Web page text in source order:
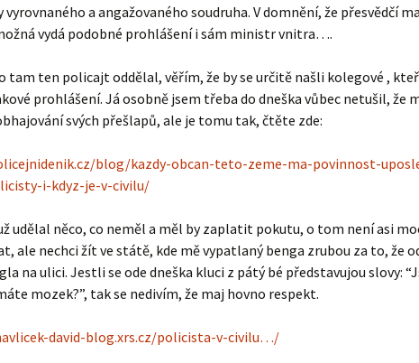
vyrovnaného a angažovaného soudruha. V domnění, že přesvědčí
vydá podobné prohlášení i sám ministr vnitra….
tam ten policajt oddělal, věřím, že by se určitě našli kolegové ,
prohlášení. Já osobně jsem třeba do dneška vůbec netušil, že
svých přešlapů, ale je tomu tak, čtěte zde:
blog/kazdy-obcan-teto-zeme-ma-povinnost-
i-kdyz-je-v-civilu/
udělal něco, co neměl a měl by zaplatit pokutu, o tom není asi
ale nechci žít ve státě, kde mě vypatlaný benga zrubou za to, že
na ulici. Jestli se ode dneška kluci z pátý bé představujou slovy:
mozek?”, tak se nedivím, že maj hovno respekt.
david-blog.xrs.cz/policista-v-civilu…/